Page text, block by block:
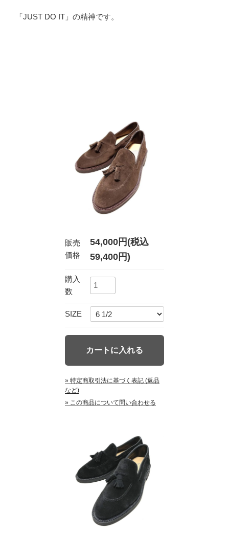
「JUST DO IT」の精神です。
販売
価格
54,000円(税込
59,400円)
購入
数
SIZE
» 特定商取引法に基づく表記 (返品
など)
» この商品について問い合わせる